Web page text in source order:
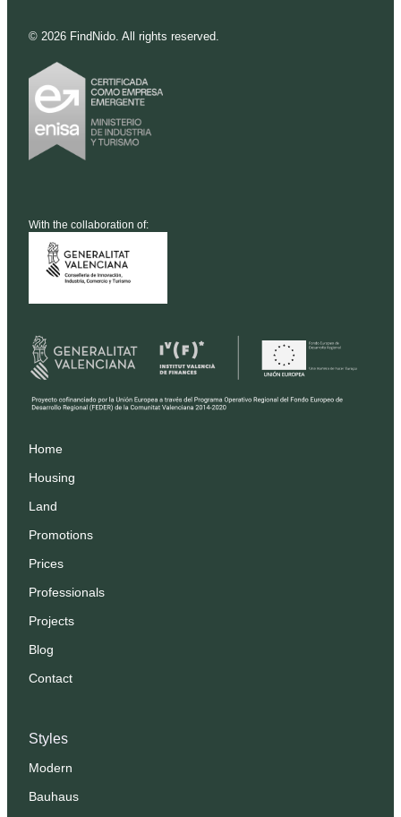
© 2026 FindNido. All rights reserved.
With the collaboration of:
Styles
Modern
Bauhaus
Home
Housing
Land
Promotions
Prices
Professionals
Projects
Blog
Contact